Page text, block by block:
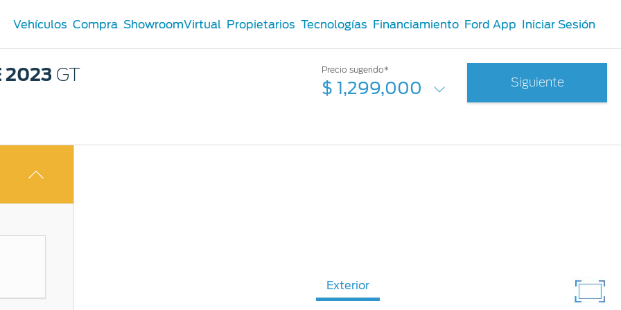
Certificados
Vehículos Compra ShowroomVirtual Propietarios Tecnologías Financiamiento Ford App Iniciar Sesión
2023 GT
Precio sugerido*
$ 1,299,000 Siguiente
Exterior